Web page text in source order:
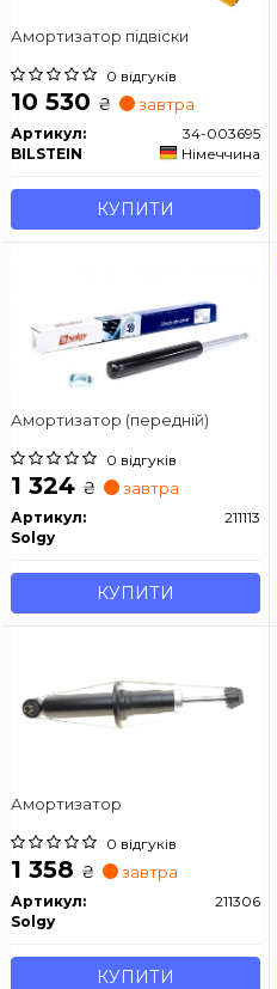
Амортизатор підвіски
0 відгуків
10 530 ₴ завтра
Артикул:
34-003695
BILSTEIN
Німеччина
КУПИТИ
Амортизатор (передній)
0 відгуків
1 324 ₴ завтра
Артикул:
211113
Solgy
КУПИТИ
Амортизатор
0 відгуків
1 358 ₴ завтра
Артикул:
211306
Solgy
КУПИТИ